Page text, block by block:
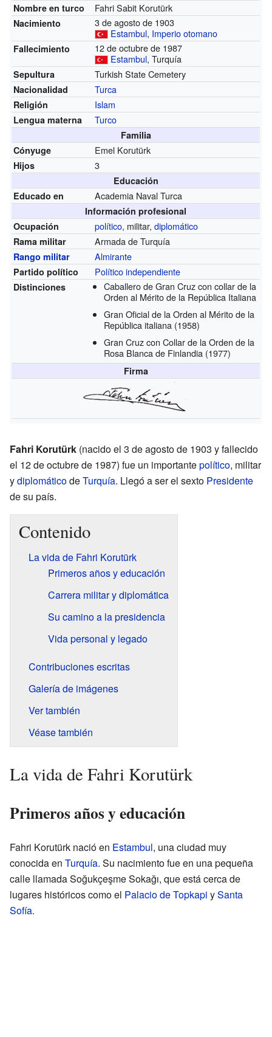
Nombre en turco Fahri Sabit Korutürk
Nacimiento
3 de agosto de 1903
Estambul, Imperio otomano
Fallecimiento
12 de octubre de 1987
Estambul, Turquía
Sepultura Turkish State Cemetery
Nacionalidad Turca
Religión Islam
Lengua materna Turco
Familia
Cónyuge
Emel Korutürk
Hijos 3
Educación
Educado en
Academia Naval Turca
Información profesional
Ocupación
político, militar,diplomático
Rama militar Armada de Turquía
Rango militar Almirante
Partido político Político independiente
Distinciones
Caballero de Gran Cruz con collar de la
Orden al Mérito de la República Italiana
Gran Oficial de la Orden al Mérito de la
República italiana (1958)
Gran Cruz con Collar de la Orden de la
Rosa Blanca de Finlandia (1977)
Firma
Fahri Korutürk (nacido el 3 de agosto de 1903 y fallecido
el 12 de octubre de 1987) fue un importantepolítico, militar
ydiplomáticodeTurquía. Llegó a ser el sexto Presidente
de su país.
Contenido
La vida de Fahri Korutürk
Primeros años y educación
Carrera militar y diplomática
Su camino a la presidencia
Vida personal y legado
Contribuciones escritas
Galería de imágenes
Ver también
Véase también
La vida de Fahri Korutürk
Primeros años y educación
Fahri Korutürk nació en Estambul, una ciudad muy
conocida en Turquía. Su nacimiento fue en una pequeña
calle llamada Soğukçeşme Sokağı, que está cerca de
lugares históricos como el Palacio de Topkapi ySanta
Sofía.